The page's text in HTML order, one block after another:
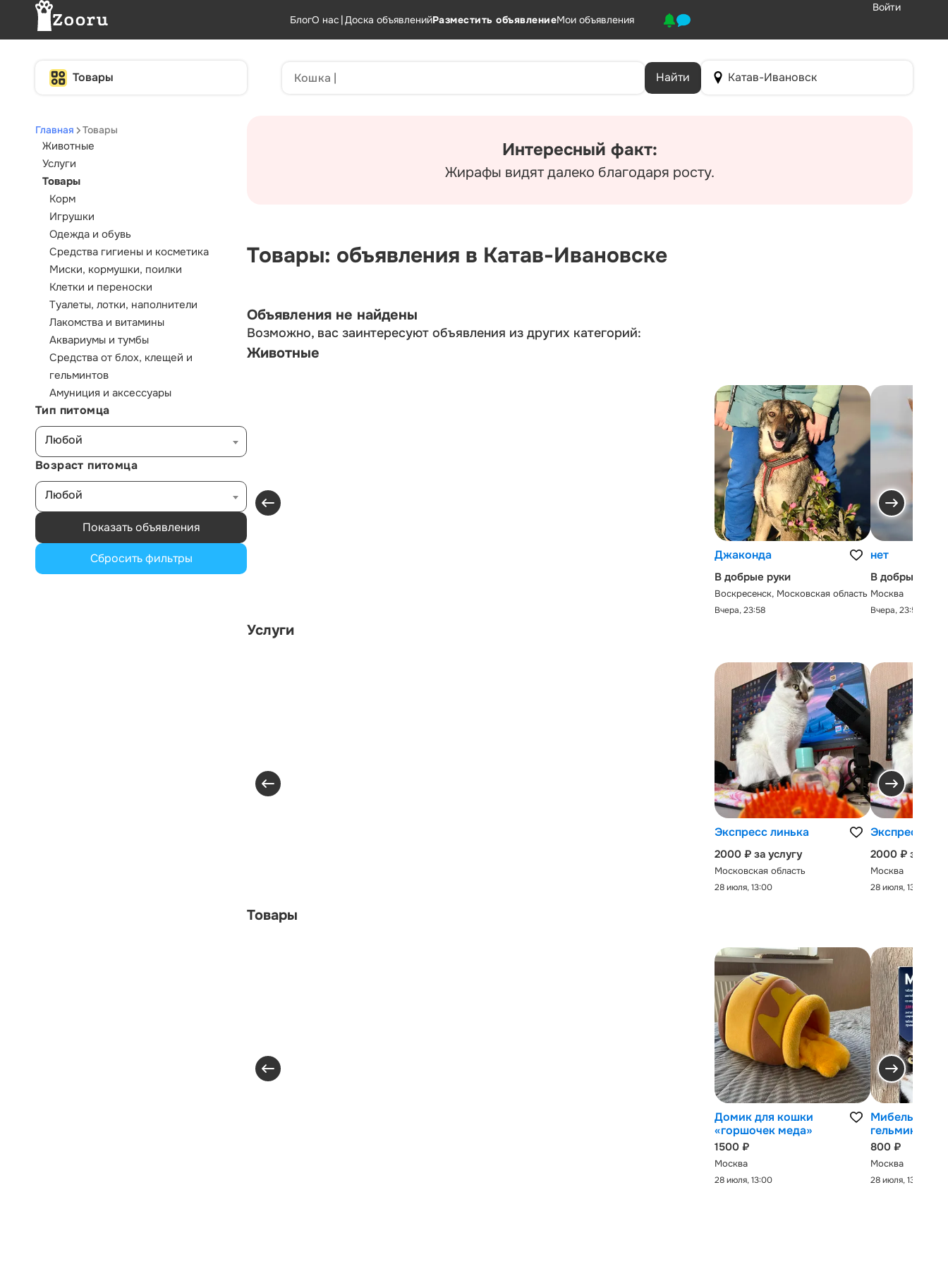
БлогО нас |Доска объявленийРазместить объявлениеМои объявления
Войти
Товары Найти Катав-Ивановск
Главная Товары
Животные
Услуги
Товары
Корм
Игрушки
Одежда и обувь
Средства гигиены и косметика
Миски, кормушки, поилки
Клетки и переноски
Туалеты, лотки, наполнители
Лакомства и витамины
Аквариумы и тумбы
Средства от блох, клещей и
гельминтов
Амуниция и аксессуары
Тип питомца
Любой
Возраст питомца
Любой
Показать объявления
Сбросить фильтры
Интересный факт:
Жирафы видят далеко благодаря росту.
Товары: объявления в Катав-Ивановске
Объявления не найдены
Возможно, вас заинтересуют объявления из других категорий:
Животные
Джаконда
В добрые руки
Воскресенск, Московская область
Вчера, 23:58
нет
В добрые руки
Москва
Вчера, 23:58
Услуги
Экспресс линька
2000 ₽ за услугу
Московская область
28 июля, 13:00
Экспресс-
2000 ₽ за
Москва
28 июля, 13:00
Товары
Домик для кошки
«горшочек меда»
1500 ₽
Москва
28 июля, 13:00
Мибельмакс
гельминтов
800 ₽
Москва
28 июля, 13:00